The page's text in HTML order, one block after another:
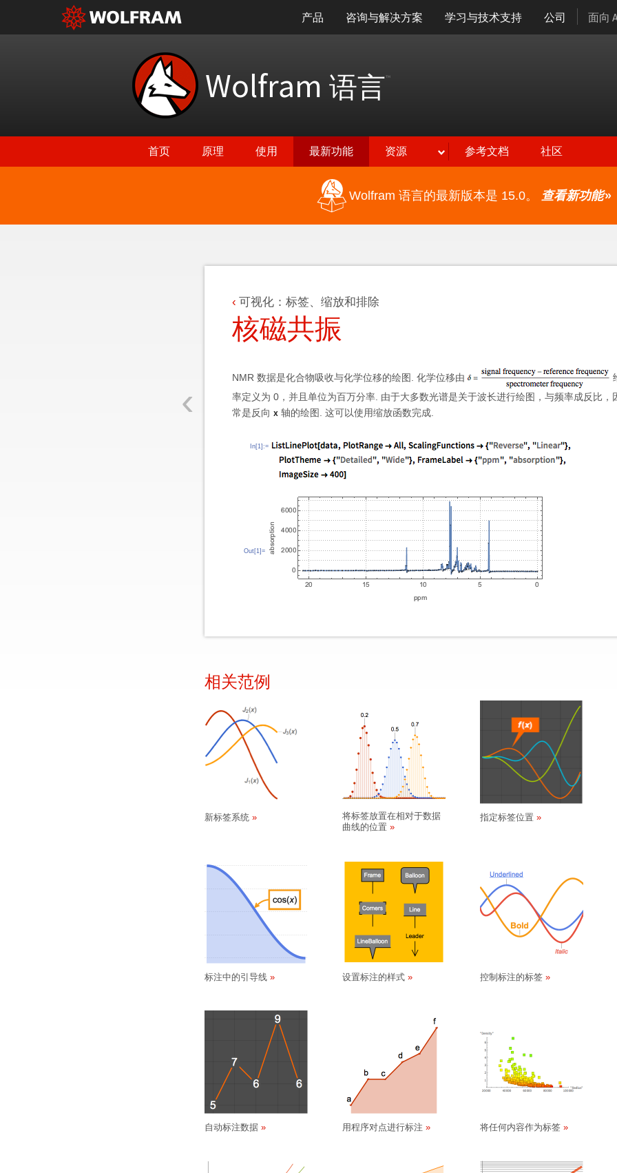
产品 咨询与解决方案 学习与技术支持 公司 面向
Wolfram 语言™
首页 原理 使用 最新功能 资源 参考文档 社区
Wolfram 语言的最新版本是 15.0。 查看新功能»
‹
可视化：标签、缩放和排除
核磁共振
NMR 数据是化合物吸收与化学位移的绘图. 化学位移由
率定义为 0，并且单位为百万分率. 由于大多数光谱是关于波长进行绘图，与频率成反比，
常是反向 x 轴的绘图. 这可以使用缩放函数完成.
In[1]:=
Out[1]=
相关范例
新标签系统
将标签放置在相对于数据
曲线的位置
指定标签位置
标注中的引导线 设置标注的样式 控制标注的标签
自动标注数据 用程序对点进行标注 将任何内容作为标签